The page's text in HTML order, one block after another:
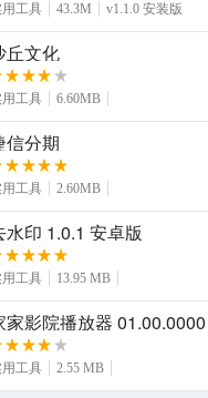
工具 43.3M v1.1.0 安装版
丘文化
工具 6.60MB
信分期
工具 2.60MB
水印 1.0.1 安卓版
工具 13.95 MB
家影院播放器 01.00.0000
工具 2.55 MB